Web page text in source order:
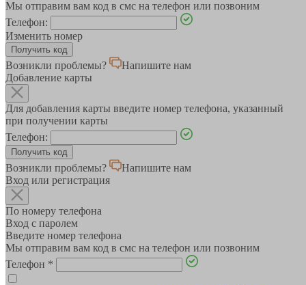
Мы отправим вам код в смс на телефон или позвоним
Телефон:
Изменить номер
Возникли проблемы?
Напишите нам
Добавление карты
Для добавления карты введите номер телефона, указанный
при получении карты
Телефон:
Возникли проблемы?
Напишите нам
Вход или регистрация
По номеру телефона
Вход с паролем
Введите номер телефона
Мы отправим вам код в смс на телефон или позвоним
Телефон *